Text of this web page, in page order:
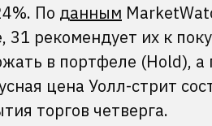
По данным
рекомендует их к
в портфеле (Hold),
цена Уолл-стрит
торгов четверга.